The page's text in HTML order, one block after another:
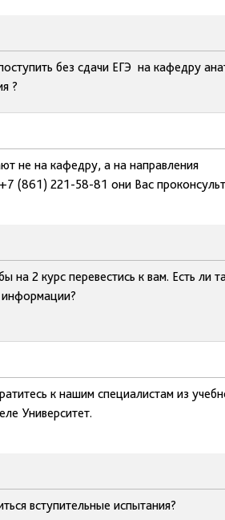
без сдачи ЕГЭ на кафедру
?
не на кафедру, а на направления
(861) 221-58-81 они Вас
на 2 курс перевестись к вам. Есть ли
информации?
к нашим специалистам из
Университет.
вступительные испытания?